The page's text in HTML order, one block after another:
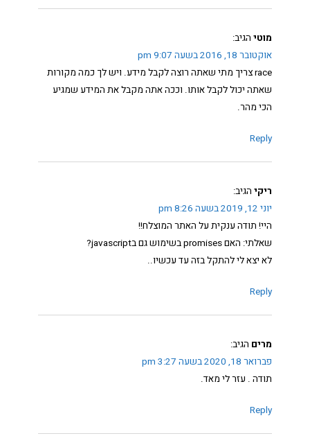
מוטי הגיב:
אוקטובר 18, 2016 בשעה 9:07 pm
race צריך מתי שאתה רוצה לקבל מידע. ויש לך כמה מקורות
שאתה יכול לקבל אותו. וככה אתה מקבל את המידע שמגיע
הכי מהר.
Reply
ריקי הגיב:
יוני 12, 2019 בשעה 8:26 pm
היי! תודה ענקית על האתר המוצלח!!
שאלתי: האם promises בשימוש גם בjavascript?
לא יצא לי להתקל בזה עד עכשיו..
Reply
מרים הגיב:
פברואר 18, 2020 בשעה 3:27 pm
תודה . עזר לי מאד.
Reply